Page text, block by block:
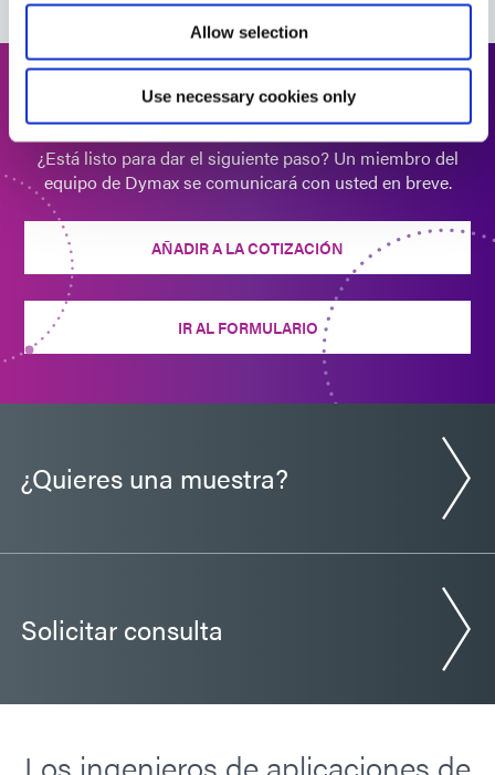
Allow selection
Use necessary cookies only
Boletín: Ensamblaje del módulo de cámara (ES)
Solicitar cotización
¿Está listo para dar el siguiente paso? Un miembro del
equipo de Dymax se comunicará con usted en breve.
AÑADIR A LA COTIZACIÓN
IR AL FORMULARIO
¿Quieres una muestra?
Solicitar consulta
Los ingenieros de aplicaciones de